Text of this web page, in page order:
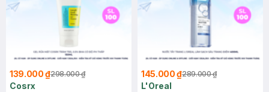
139.000 ₫298.000 ₫
Cosrx
145.000 ₫289.000 ₫
L'Oreal